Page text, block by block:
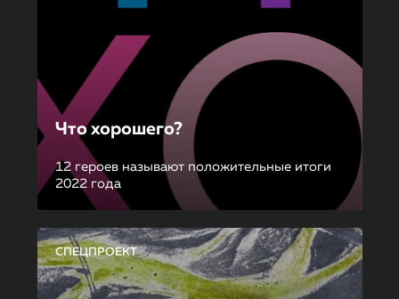
Что хорошего?
12 героев называют положительные итоги
2022 года
СПЕЦПРОЕКТ